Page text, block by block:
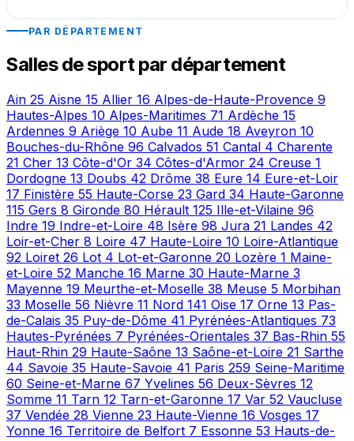
PAR DÉPARTEMENT
Salles de sport par département
Ain 25 Aisne 15 Allier 16 Alpes-de-Haute-Provence 9
Hautes-Alpes 10 Alpes-Maritimes 71 Ardèche 15
Ardennes 9 Ariège 10 Aube 11 Aude 18 Aveyron 10
Bouches-du-Rhône 96 Calvados 51 Cantal 4 Charente
21 Cher 13 Côte-d'Or 34 Côtes-d'Armor 24 Creuse 1
Dordogne 13 Doubs 42 Drôme 38 Eure 14 Eure-et-Loir
17 Finistère 55 Haute-Corse 23 Gard 34 Haute-Garonne
115 Gers 8 Gironde 80 Hérault 125 Ille-et-Vilaine 96
Indre 19 Indre-et-Loire 48 Isère 98 Jura 21 Landes 42
Loir-et-Cher 8 Loire 47 Haute-Loire 10 Loire-Atlantique
92 Loiret 26 Lot 4 Lot-et-Garonne 20 Lozère 1 Maine-
et-Loire 52 Manche 16 Marne 30 Haute-Marne 3
Mayenne 19 Meurthe-et-Moselle 38 Meuse 5 Morbihan
33 Moselle 56 Nièvre 11 Nord 141 Oise 17 Orne 13 Pas-
de-Calais 35 Puy-de-Dôme 41 Pyrénées-Atlantiques 73
Hautes-Pyrénées 7 Pyrénées-Orientales 37 Bas-Rhin 55
Haut-Rhin 29 Haute-Saône 13 Saône-et-Loire 21 Sarthe
44 Savoie 35 Haute-Savoie 41 Paris 259 Seine-Maritime
60 Seine-et-Marne 67 Yvelines 56 Deux-Sèvres 12
Somme 11 Tarn 12 Tarn-et-Garonne 17 Var 52 Vaucluse
37 Vendée 28 Vienne 23 Haute-Vienne 16 Vosges 17
Yonne 16 Territoire de Belfort 7 Essonne 53 Hauts-de-